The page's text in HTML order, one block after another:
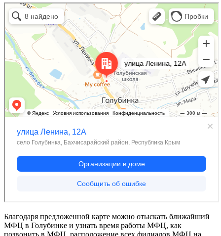
Благодаря предложенной карте можно отыскать ближайший
МФЦ в Голубинке и узнать время работы МФЦ, как